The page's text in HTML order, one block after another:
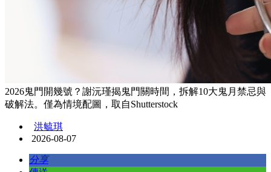
2026鬼門開幾號？謝沅瑾揭鬼門關時間，拆解10大鬼月禁忌與
破解法。僅為情境配圖，取自Shutterstock
洪毓琪
2026-08-07
分享